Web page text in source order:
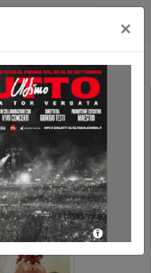
BAD GUYS 2)
LUX
×